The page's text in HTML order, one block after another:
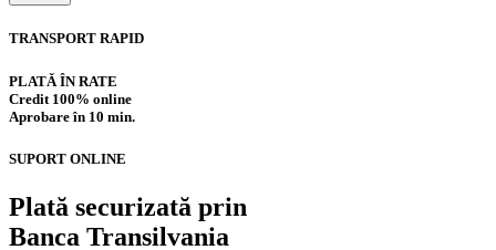
TRANSPORT RAPID
PLATĂ ÎN RATE
Credit 100% online
Aprobare în 10 min.
SUPORT ONLINE
Plată securizată prin
Banca Transilvania